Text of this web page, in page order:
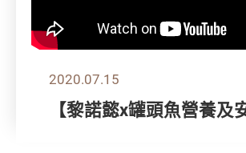
2020.07.15
【黎諾懿x罐頭魚營養及